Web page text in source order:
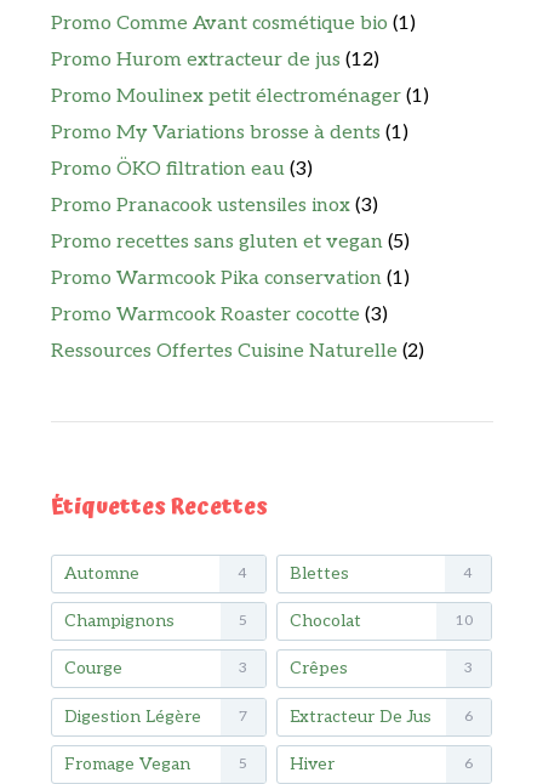
Promo Comme Avant cosmétique bio (1)
Promo Hurom extracteur de jus (12)
Promo Moulinex petit électroménager (1)
Promo My Variations brosse à dents (1)
Promo ÖKO filtration eau (3)
Promo Pranacook ustensiles inox (3)
Promo recettes sans gluten et vegan (5)
Promo Warmcook Pika conservation (1)
Promo Warmcook Roaster cocotte (3)
Ressources Offertes Cuisine Naturelle (2)
Étiquettes Recettes
Automne 4 Blettes 4
Champignons 5 Chocolat 10
Courge 3 Crêpes 3
Digestion Légère 7 Extracteur De Jus 6
Fromage Vegan 5 Hiver 6